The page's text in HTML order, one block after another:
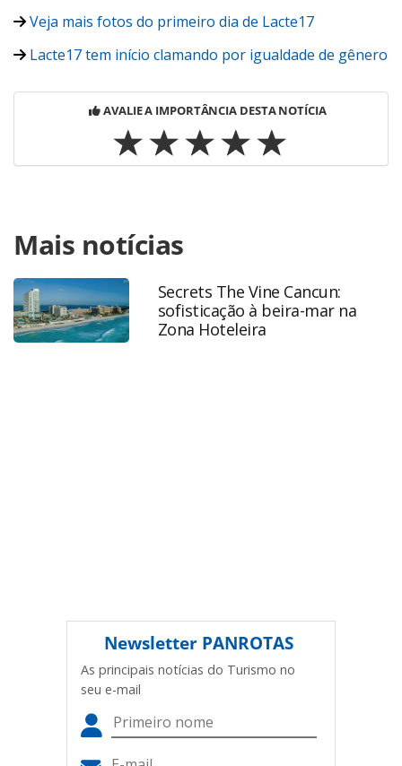
Veja mais fotos do primeiro dia de Lacte17
Lacte17 tem início clamando por igualdade de gênero
AVALIE A IMPORTÂNCIA DESTA NOTÍCIA
https://www.panrotas.com.br/viagens-
corporativas/pesquisas-e-estatisticas/2022/03/setor-de-
viagens-corporativas-faturou-r-486-bilhoes-em-
2021_187845.html ou as ferramentas oferecidas na página.
Todo o conteúdo produzido pela PANROTAS Editora é
protegido pela legislação brasileira sobre direito autoral.
Mais notícias
Secrets The Vine Cancun:
sofisticação à beira-mar na
Zona Hoteleira
Newsletter PANROTAS
As principais notícias do Turismo no
seu e-mail